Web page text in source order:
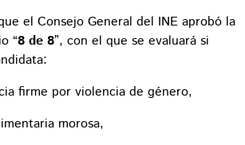
el Consejo General del INE aprobó la
“8 de 8”, con el que se evaluará si
firme por violencia de género,
morosa,